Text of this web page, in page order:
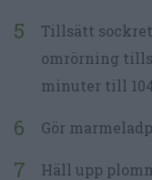
Tillsätt
omrörning tills
minuter till
Gör
Häll upp